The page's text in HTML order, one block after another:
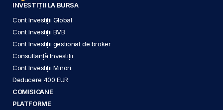
INVESTIȚII LA BURSA
Cont Investiții Global
Cont Investiții BVB
Cont Investiții gestionat de broker
Consultanță Investiții
Cont Investiții Minori
Deducere 400 EUR
COMISIOANE
PLATFORME